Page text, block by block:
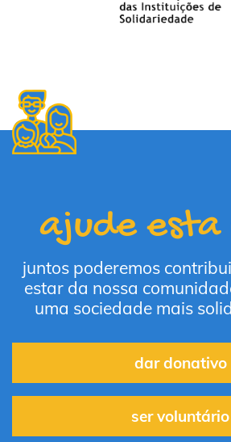
ajude esta
juntos poderemos
estar da nossa
uma sociedade mais
dar donativo
ser voluntário